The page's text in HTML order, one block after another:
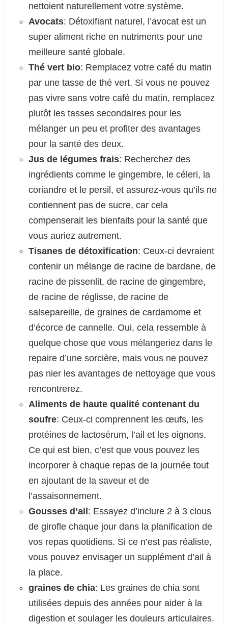
nettoient naturellement votre système.
Avocats: Détoxifiant naturel, l’avocat est un
super aliment riche en nutriments pour une
meilleure santé globale.
Thé vert bio: Remplacez votre café du matin
par une tasse de thé vert. Si vous ne pouvez
pas vivre sans votre café du matin, remplacez
plutôt les tasses secondaires pour les
mélanger un peu et profiter des avantages
pour la santé des deux.
Jus de légumes frais: Recherchez des
ingrédients comme le gingembre, le céleri, la
coriandre et le persil, et assurez-vous qu’ils ne
contiennent pas de sucre, car cela
compenserait les bienfaits pour la santé que
vous auriez autrement.
Tisanes de détoxification: Ceux-ci devraient
contenir un mélange de racine de bardane, de
racine de pissenlit, de racine de gingembre,
de racine de réglisse, de racine de
salsepareille, de graines de cardamome et
d’écorce de cannelle. Oui, cela ressemble à
quelque chose que vous mélangeriez dans le
repaire d’une sorcière, mais vous ne pouvez
pas nier les avantages de nettoyage que vous
rencontrerez.
Aliments de haute qualité contenant du
soufre: Ceux-ci comprennent les œufs, les
protéines de lactosérum, l’ail et les oignons.
Ce qui est bien, c’est que vous pouvez les
incorporer à chaque repas de la journée tout
en ajoutant de la saveur et de
l’assaisonnement.
Gousses d’ail: Essayez d’inclure 2 à 3 clous
de girofle chaque jour dans la planification de
vos repas quotidiens. Si ce n’est pas réaliste,
vous pouvez envisager un supplément d’ail à
la place.
graines de chia: Les graines de chia sont
utilisées depuis des années pour aider à la
digestion et soulager les douleurs articulaires.